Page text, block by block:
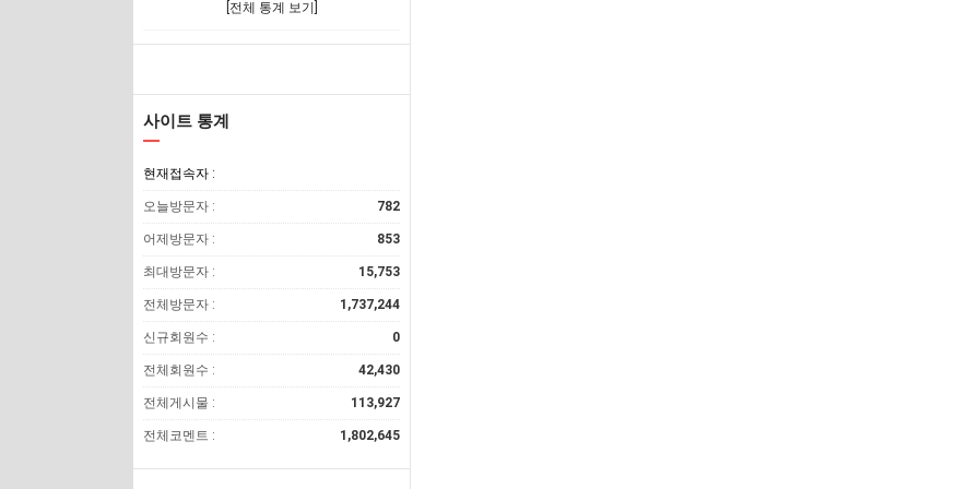
[전체 통계 보기]
사이트 통계
현재접속자 :
오늘방문자 : 782
어제방문자 : 853
최대방문자 : 15,753
전체방문자 : 1,737,244
신규회원수 : 0
전체회원수 : 42,430
전체게시물 : 113,927
전체코멘트 : 1,802,645